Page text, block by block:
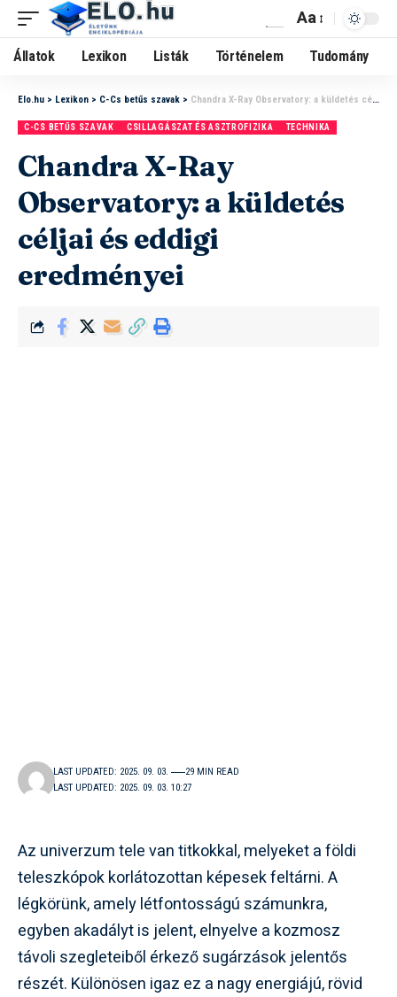
Aa
Állatok Lexikon Listák Történelem Tudomány
Elo.hu > Lexikon > C-Cs betűs szavak > Chandra X-Ray Observatory: a küldetés céljai és eddigi eredményei
C-CS BETŰS SZAVAK CSILLAGÁSZAT ÉS ASZTROFIZIKA TECHNIKA
Chandra X-Ray
Observatory: a küldetés
céljai és eddigi
eredményei
LAST UPDATED: 2025. 09. 03. 10:27
LAST UPDATED: 2025. 09. 03. 29 MIN READ
Az univerzum tele van titkokkal, melyeket a földi
teleszkópok korlátozottan képesek feltárni. A
légkörünk, amely létfontosságú számunkra,
egyben akadályt is jelent, elnyelve a kozmosz
távoli szegleteiből érkező sugárzások jelentős
részét. Különösen igaz ez a nagy energiájú, rövid